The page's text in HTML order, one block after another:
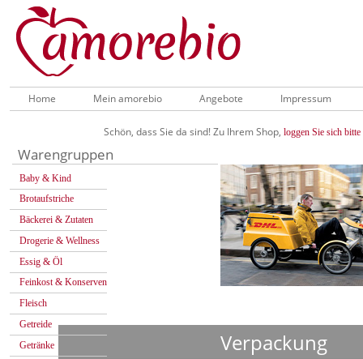
Home Mein amorebio Angebote Impressum
Schön, dass Sie da sind! Zu Ihrem Shop, loggen Sie sich bitte
Warengruppen
Baby & Kind
Brotaufstriche
Bäckerei & Zutaten
Drogerie & Wellness
Essig & Öl
Feinkost & Konserven
Fleisch
Getreide
Getränke
Verpackung